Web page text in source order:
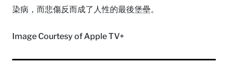
染病，而悲傷反而成了人性的最後堡壘。
Image Courtesy of Apple TV+